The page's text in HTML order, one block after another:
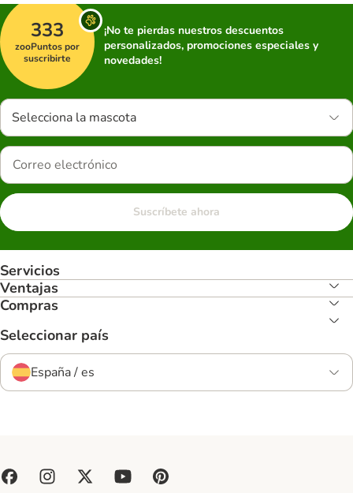
333
zooPuntos por
suscribirte
¡No te pierdas nuestros descuentos
personalizados, promociones especiales y
novedades!
Selecciona la mascota
Suscríbete ahora
Servicios
Ventajas
Compras
Seleccionar país
España / es